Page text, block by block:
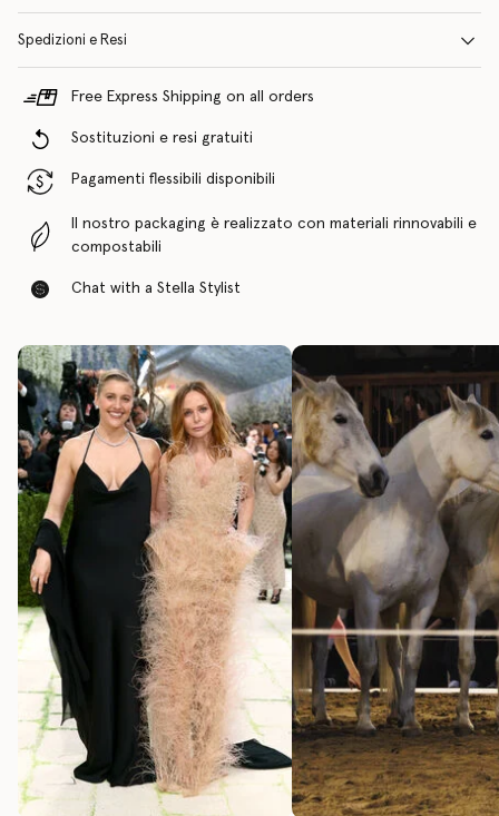
Spedizioni e Resi
Free Express Shipping on all orders
Sostituzioni e resi gratuiti
Pagamenti flessibili disponibili
Il nostro packaging è realizzato con materiali rinnovabili e
compostabili
Chat with a Stella Stylist